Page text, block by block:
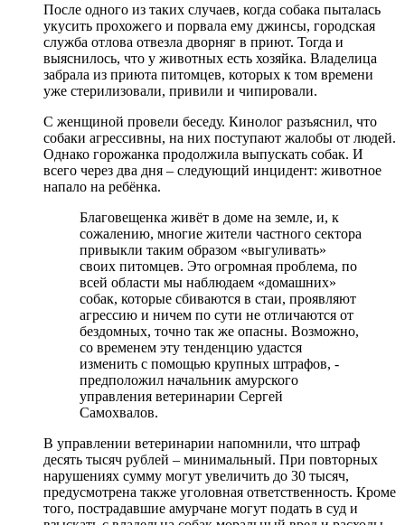
После одного из таких случаев, когда собака пыталась
укусить прохожего и порвала ему джинсы, городская
служба отлова отвезла дворняг в приют. Тогда и
выяснилось, что у животных есть хозяйка. Владелица
забрала из приюта питомцев, которых к том времени
уже стерилизовали, привили и чипировали.
С женщиной провели беседу. Кинолог разъяснил, что
собаки агрессивны, на них поступают жалобы от людей.
Однако горожанка продолжила выпускать собак. И
всего через два дня – следующий инцидент: животное
напало на ребёнка.
Благовещенка живёт в доме на земле, и, к
сожалению, многие жители частного сектора
привыкли таким образом «выгуливать»
своих питомцев. Это огромная проблема, по
всей области мы наблюдаем «домашних»
собак, которые сбиваются в стаи, проявляют
агрессию и ничем по сути не отличаются от
бездомных, точно так же опасны. Возможно,
со временем эту тенденцию удастся
изменить с помощью крупных штрафов, -
предположил начальник амурского
управления ветеринарии Сергей
Самохвалов.
В управлении ветеринарии напомнили, что штраф
десять тысяч рублей – минимальный. При повторных
нарушениях сумму могут увеличить до 30 тысяч,
предусмотрена также уголовная ответственность. Кроме
того, пострадавшие амурчане могут подать в суд и